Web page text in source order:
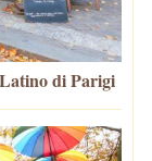
di Parigi